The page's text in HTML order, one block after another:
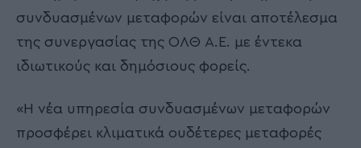
συνδυασμένων μεταφορών είναι αποτέλεσμα
της συνεργασίας της ΟΛΘ Α.Ε. με έντεκα
ιδιωτικούς και δημόσιους φορείς.
«Η νέα υπηρεσία συνδυασμένων μεταφορών
προσφέρει κλιματικά ουδέτερες μεταφορές